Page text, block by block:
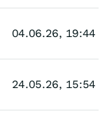
04.06.26, 19:44
24.05.26, 15:54